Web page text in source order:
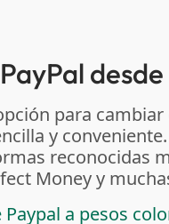
para
y
reconocidas
Money y
a pesos